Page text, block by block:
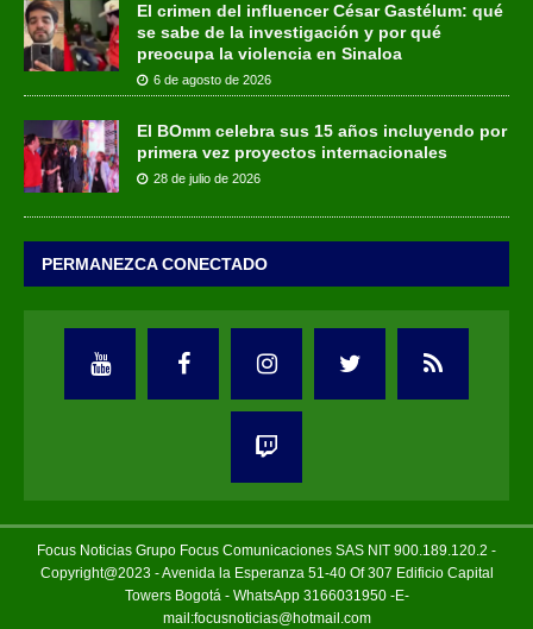
El crimen del influencer César Gastélum: qué
se sabe de la investigación y por qué
preocupa la violencia en Sinaloa
6 de agosto de 2026
El BOmm celebra sus 15 años incluyendo por
primera vez proyectos internacionales
28 de julio de 2026
PERMANEZCA CONECTADO
Focus Noticias Grupo Focus Comunicaciones SAS NIT 900.189.120.2 -
Copyright@2023 - Avenida la Esperanza 51-40 Of 307 Edificio Capital
Towers Bogotá - WhatsApp 3166031950 -E-
mail:focusnoticias@hotmail.com